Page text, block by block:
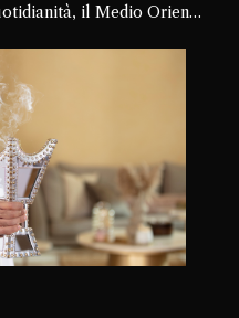
il Medio Oriente
Approfondiamo le
profumo nella vita
profumo è così
mondo. L'approccio
nel Capitolo 2.